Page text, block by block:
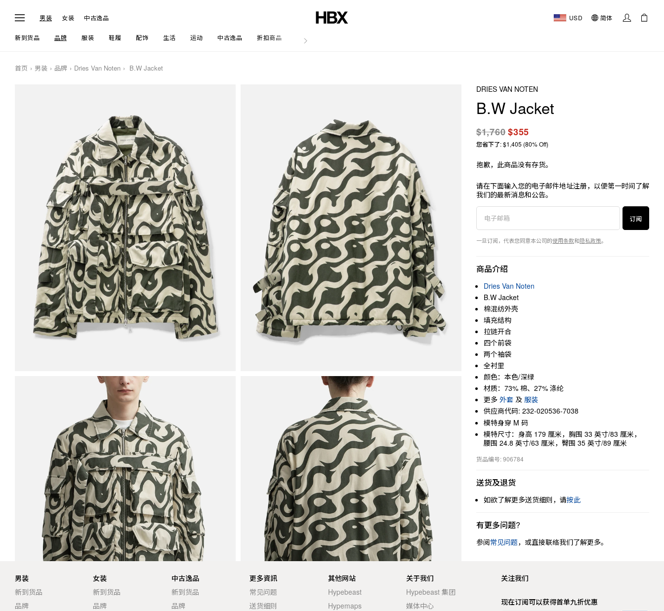
男装 女装 中古逸品 USD 简体
新到货品 品牌 服装 鞋履 配饰 生活 运动 中古逸品 折扣商品 文章
首页 男装 品牌 Dries Van Noten B.W Jacket
DRIES VAN NOTEN
B.W Jacket
$1,760$355
您省下了: $1,405 (80% Off)
抱歉，此商品没有存货。
请在下面输入您的电子邮件地址注册，以便第一时间了解
我们的最新消息和公告。
订阅
一旦订阅，代表您同意本公司的使用条款和隐私政策。
商品介绍
Dries Van Noten
B.W Jacket
棉混纺外壳
填充结构
拉链开合
四个前袋
两个袖袋
全衬里
颜色：本色/深绿
材质：73% 棉、27% 涤纶
更多 外套 及 服装
供应商代码: 232-020536-7038
模特身穿 M 码
模特尺寸：身高 179 厘米，胸围 33 英寸/83 厘米，
腰围 24.8 英寸/63 厘米，臀围 35 英寸/89 厘米
货品编号: 906784
送货及退货
如欲了解更多送货细则，请按此
有更多问题?
参阅常见问题，或直接联络我们了解更多。
男装
新到货品
品牌
女装
新到货品
品牌
中古逸品
新到货品
品牌
更多資訊
常见问题
送货细则
其他网站
Hypebeast
Hypemaps
关于我们
Hypebeast 集团
媒体中心
关注我们
现在订阅可以获得首单九折优惠